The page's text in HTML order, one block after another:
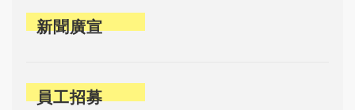
新聞廣宣
員工招募